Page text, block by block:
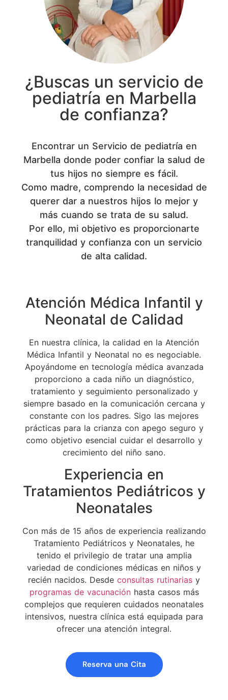
¿Buscas un servicio de
pediatría en Marbella
de confianza?
Encontrar un Servicio de pediatría en
Marbella donde poder confiar la salud de
tus hijos no siempre es fácil.
Como madre, comprendo la necesidad de
querer dar a nuestros hijos lo mejor y
más cuando se trata de su salud.
Por ello, mi objetivo es proporcionarte
tranquilidad y confianza con un servicio
de alta calidad.
Atención Médica Infantil y
Neonatal de Calidad
En nuestra clínica, la calidad en la Atención
Médica Infantil y Neonatal no es negociable.
Apoyándome en tecnología médica avanzada
proporciono a cada niño un diagnóstico,
tratamiento y seguimiento personalizado y
siempre basado en la comunicación cercana y
constante con los padres. Sigo las mejores
prácticas para la crianza con apego seguro y
como objetivo esencial cuidar el desarrollo y
crecimiento del niño sano.
Experiencia en
Tratamientos Pediátricos y
Neonatales
Con más de 15 años de experiencia realizando
Tratamiento Pediátricos y Neonatales, he
tenido el privilegio de tratar una amplia
variedad de condiciones médicas en niños y
recién nacidos. Desde consultas rutinarias y
programas de vacunaciónhasta casos más
complejos que requieren cuidados neonatales
intensivos, nuestra clínica está equipada para
ofrecer una atención integral.
Reserva una Cita